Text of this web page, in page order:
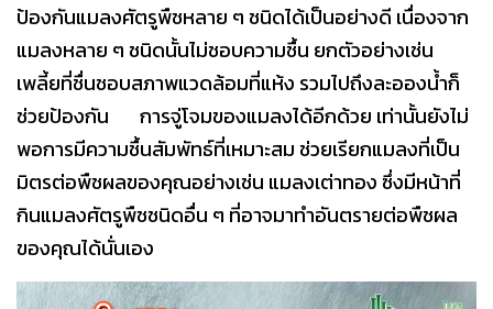
ป้องกันแมลงศัตรูพืชหลาย ๆ ชนิดได้เป็นอย่างดี เนื่องจาก
แมลงหลาย ๆ ชนิดนั้นไม่ชอบความชื้น ยกตัวอย่างเช่น
เพลี้ยที่ชื่นชอบสภาพแวดล้อมที่แห้ง รวมไปถึงละอองน้ำก็
ช่วยป้องกัน การจู่โจมของแมลงได้อีกด้วย เท่านั้นยังไม่
พอการมีความชื้นสัมพัทธ์ที่เหมาะสม ช่วยเรียกแมลงที่เป็น
มิตรต่อพืชผลของคุณอย่างเช่น แมลงเต่าทอง ซึ่งมีหน้าที่
กินแมลงศัตรูพืชชนิดอื่น ๆ ที่อาจมาทำอันตรายต่อพืชผล
ของคุณได้นั่นเอง